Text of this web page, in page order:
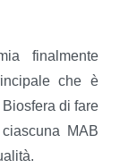
finalmente
che è
di fare
MAB